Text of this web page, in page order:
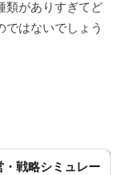
類がありすぎてど
ではないでしょう
・戦略シミュレー